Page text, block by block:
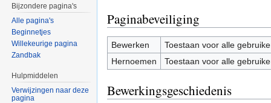
Paginabeveiliging
Bewerken
Toestaan voor alle
Hernoemen
Toestaan voor alle
Bewerkingsgeschiedenis
Bijzondere pagina's
Alle pagina's
Beginnetjes
Willekeurige pagina
Zandbak
Hulpmiddelen
Verwijzingen naar deze
pagina